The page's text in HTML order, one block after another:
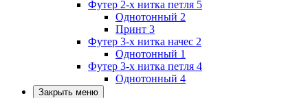
Футер 2-х нитка петля 5
Однотонный 2
Принт 3
Футер 3-х нитка начес 2
Однотонный 1
Футер 3-х нитка петля 4
Однотонный 4
Закрыть меню